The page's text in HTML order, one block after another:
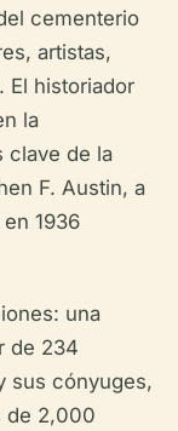
cementerio
artistas,
El historiador
la
clave de la
F. Austin, a
1936
una
de 234
sus cónyuges,
de 2,000